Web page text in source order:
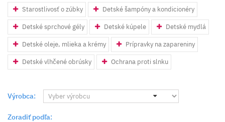
Starostlivosť o zúbky Detské šampóny a kondicionéry
Detské sprchové gély Detské kúpele Detské mydlá
Detské oleje, mlieka a krémy Prípravky na zapareniny
Detské vlhčené obrúsky Ochrana proti slnku
Výrobca:
Zoradiť podľa: